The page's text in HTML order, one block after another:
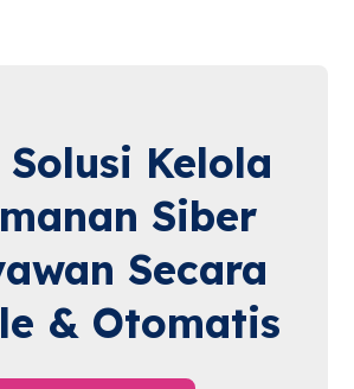
Solusi Kelola
Siber
Secara
& Otomatis